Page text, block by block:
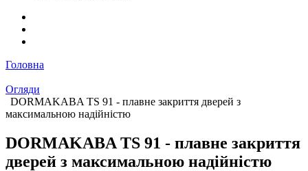
Головна
Огляди
DORMAKABA TS 91 - плавне закриття дверей з
максимальною надійністю
DORMAKABA TS 91 - плавне закриття
дверей з максимальною надійністю